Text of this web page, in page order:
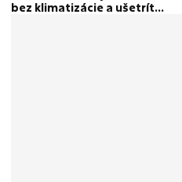
bez klimatizácie a ušetríte